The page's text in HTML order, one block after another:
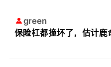
green
保险杠都撞坏了，估计鹿